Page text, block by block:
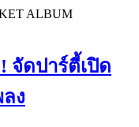
จัดปาร์ตี้เปิด
ง